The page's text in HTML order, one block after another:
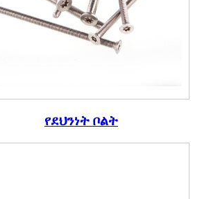
የደህንነት ቦልት